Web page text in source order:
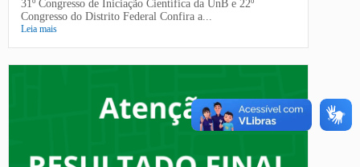
31º Congresso de Iniciação Científica da UnB e 22º
Congresso do Distrito Federal Confira a...
Leia mais